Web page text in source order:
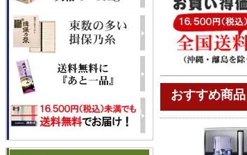
おすすめ商品